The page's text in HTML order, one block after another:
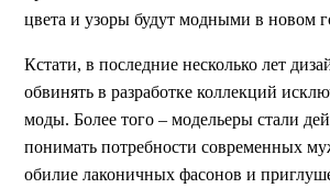
цвета и узоры будут модными в новом
Кстати, в последние несколько лет
обвинять в разработке коллекций
моды. Более того – модельеры стали
понимать потребности современных
обилие лаконичных фасонов и